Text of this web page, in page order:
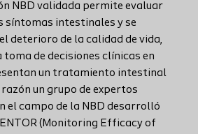
NBD validada permite evaluar
síntomas intestinales y se
deterioro de la calidad de vida,
de decisiones clínicas en
un tratamiento intestinal
un grupo de expertos
el campo de la NBD desarrolló
(Monitoring Efficacy of